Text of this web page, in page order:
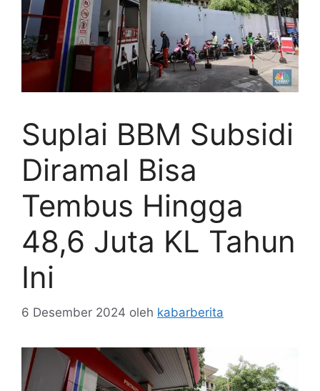
Suplai BBM Subsidi
Diramal Bisa
Tembus Hingga
48,6 Juta KL Tahun
Ini
6 Desember 2024 oleh kabarberita